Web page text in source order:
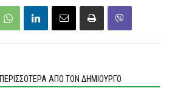
ΠΕΡΙΣΣΟΤΕΡΑ ΑΠΟ ΤΟΝ ΔΗΜΙΟΥΡΓΟ